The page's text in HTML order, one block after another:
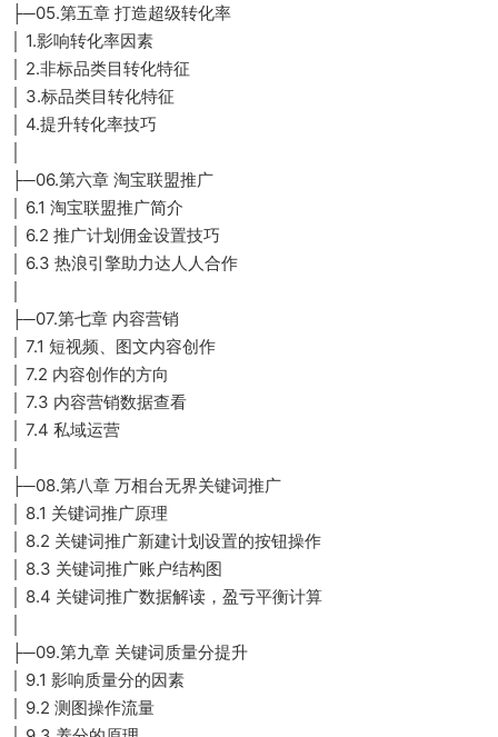
├─05.第五章 打造超级转化率
│ 1.影响转化率因素
│ 2.非标品类目转化特征
│ 3.标品类目转化特征
│ 4.提升转化率技巧
├─06.第六章 淘宝联盟推广
│ 6.1 淘宝联盟推广简介
│ 6.2 推广计划佣金设置技巧
│ 6.3 热浪引擎助力达人人合作
├─07.第七章 内容营销
│ 7.1 短视频、图文内容创作
│ 7.2 内容创作的方向
│ 7.3 内容营销数据查看
│ 7.4 私域运营
├─08.第八章 万相台无界关键词推广
│ 8.1 关键词推广原理
│ 8.2 关键词推广新建计划设置的按钮操作
│ 8.3 关键词推广账户结构图
│ 8.4 关键词推广数据解读，盈亏平衡计算
├─09.第九章 关键词质量分提升
│ 9.1 影响质量分的因素
│ 9.2 测图操作流量